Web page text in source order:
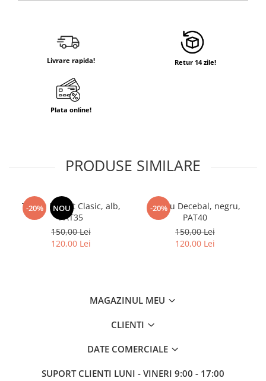
Livrare rapida! Retur 14 zile!
Plata online!
PRODUSE SIMILARE
-20% NOU
Tricou Patriot Clasic, alb,
PAT35
150,00 Lei
120,00 Lei
-20%
Tricou Decebal, negru,
PAT40
150,00 Lei
120,00 Lei
MAGAZINUL MEU
CLIENTI
DATE COMERCIALE
SUPORT CLIENTI LUNI - VINERI 9:00 - 17:00